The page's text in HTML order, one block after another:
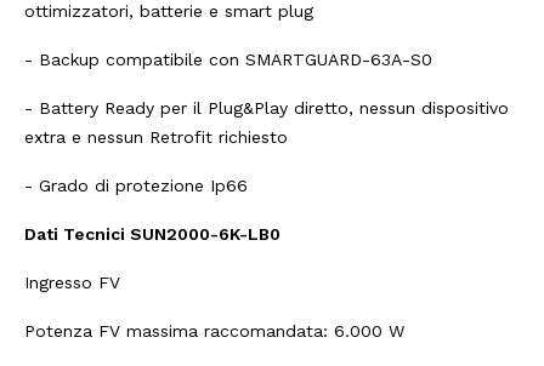
ottimizzatori, batterie e smart plug
- Backup compatibile con SMARTGUARD-63A-S0
- Battery Ready per il Plug&Play diretto, nessun dispositivo
extra e nessun Retrofit richiesto
- Grado di protezione Ip66
Dati Tecnici SUN2000-6K-LB0
Ingresso FV
Potenza FV massima raccomandata: 6.000 W